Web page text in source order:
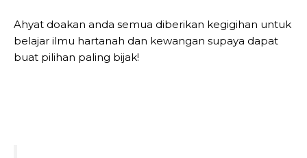
Ahyat doakan anda semua diberikan kegigihan untuk
belajar ilmu hartanah dan kewangan supaya dapat
buat pilihan paling bijak!